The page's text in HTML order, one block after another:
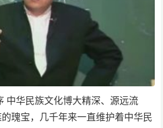
中华民族文化博大精深、源远流
瑰宝，几千年来一直维护着中华民